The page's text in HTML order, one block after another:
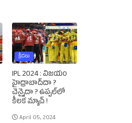
క్రీడలు
IPL 2024 : విజయం
హైద్రాబాద్‌దా ?
చెన్నైదా ? ఉప్పల్‌లో
కీలక మ్యాచ్‌ !
April 05, 2024